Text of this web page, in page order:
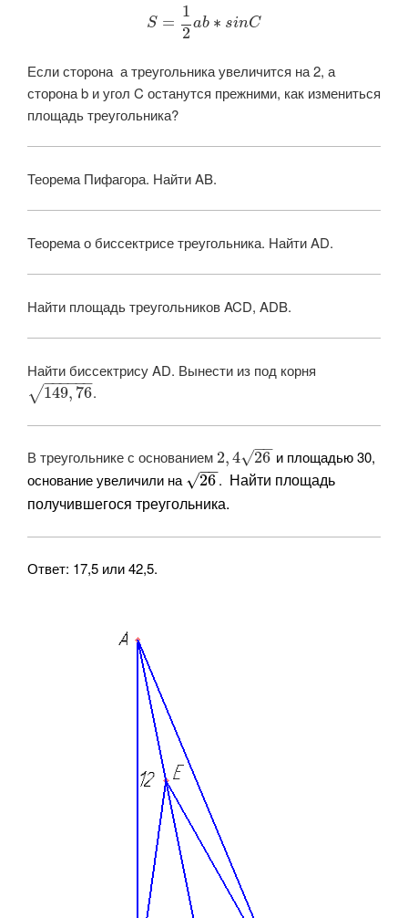
S =
1
2
ab ∗ sinC
Если сторона а треугольника увеличится на 2, а
сторона b и угол C останутся прежними, как измениться
площадь треугольника?
Теорема Пифагора. Найти AB.
Теорема о биссектрисе треугольника. Найти AD.
Найти площадь треугольников ACD, ADB.
Найти биссектрису AD. Вынести из под корня ​
149, 76
− −
−−−−
√ ​.
В треугольнике с основанием 2,4 26
−−
√
и площадью 30,
основание увеличили на
26
−−
√ . Найти площадь
получившегося треугольника.
Ответ: 17,5 или 42,5.